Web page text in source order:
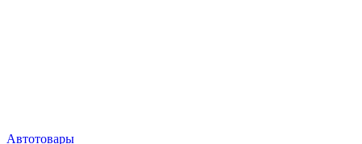
Автотовары